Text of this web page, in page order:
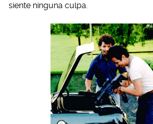
siente ninguna culpa.